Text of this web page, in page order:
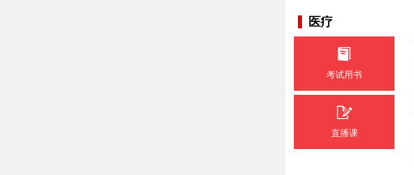
医疗
考试用书
直播课